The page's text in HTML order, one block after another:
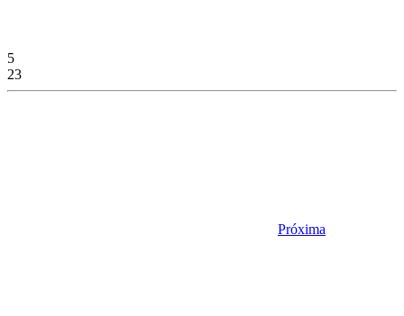
5
23
Próxima